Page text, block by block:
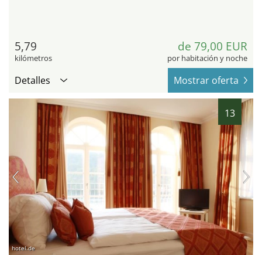
5,79
kilómetros
de 79,00 EUR
por habitación y noche
Detalles Mostrar oferta
13
hotel.de